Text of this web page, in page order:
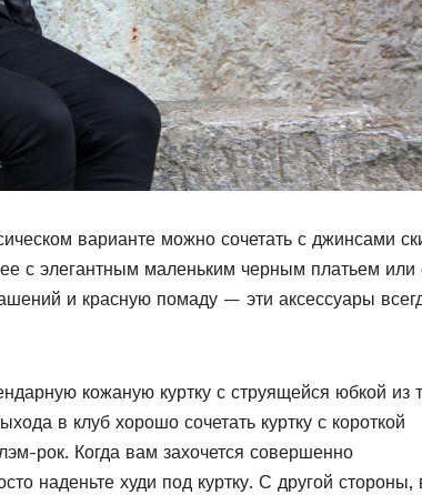
варианте можно сочетать с джинсами
с элегантным маленьким черным платьем или
и красную помаду — эти аксессуары
кожаную куртку с струящейся юбкой из
в клуб хорошо сочетать куртку с короткой
рок. Когда вам захочется совершенно
наденьте худи под куртку. С другой стороны,